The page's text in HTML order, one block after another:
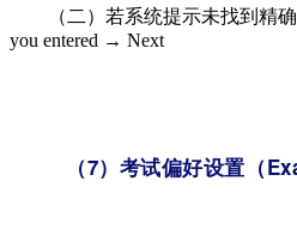
（二）若系统提示未找到精确
you entered​ → Next
（7）考试偏好设置（